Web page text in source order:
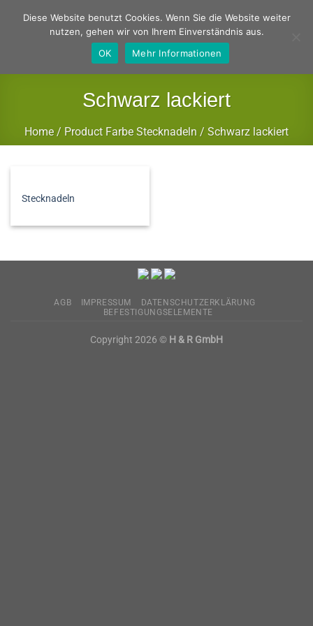
Inhalt
Schwarz lackiert
Home / Product Farbe Stecknadeln / Schwarz lackiert
Stecknadeln
AGB IMPRESSUM
DATENSCHUTZERKLÄRUNG
BEFESTIGUNGSELEMENTE
Copyright 2026 © H & R GmbH
Diese Website benutzt Cookies. Wenn Sie die Website weiter
nutzen, gehen wir von Ihrem Einverständnis aus.
OK
Mehr Informationen